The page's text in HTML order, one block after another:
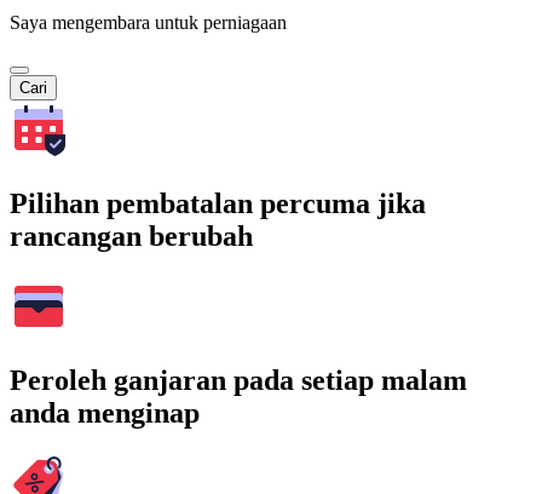
Saya mengembara untuk perniagaan
Cari
Pilihan pembatalan percuma jika
rancangan berubah
Peroleh ganjaran pada setiap malam
anda menginap